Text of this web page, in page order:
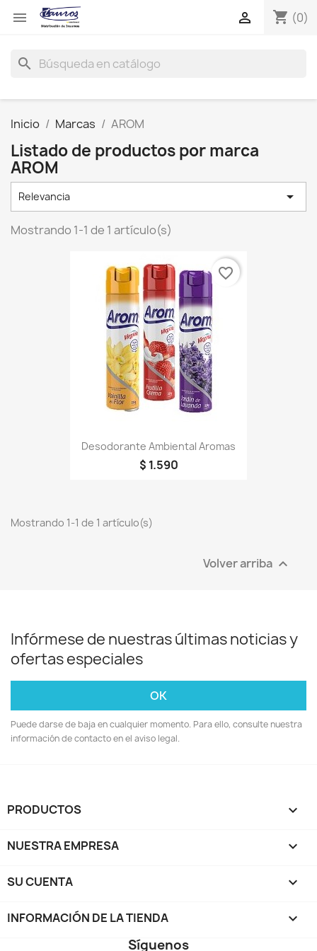
 shopping_cart (0)

search
Inicio Marcas AROM
Listado de productos por marca
AROM
Relevancia 
Mostrando 1-1 de 1 artículo(s)
Desodorante Ambiental Aromas
$ 1.590
favorite_border
Mostrando 1-1 de 1 artículo(s)
Volver arriba 
Infórmese de nuestras últimas noticias y
ofertas especiales
Puede darse de baja en cualquier momento. Para ello, consulte nuestra
información de contacto en el aviso legal.
PRODUCTOS 
NUESTRA EMPRESA 
SU CUENTA 
INFORMACIÓN DE LA TIENDA keyboard_arrow_down
Síguenos